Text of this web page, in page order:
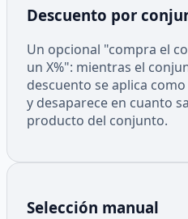
Descuento por
Un opcional "compra el
un X%": mientras el
descuento se aplica
y desaparece en cuanto
producto del conjunto.
Selección manual